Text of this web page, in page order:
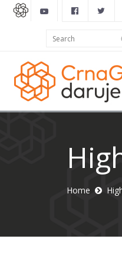
form
Home